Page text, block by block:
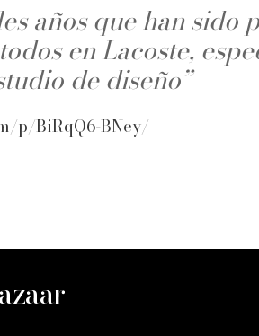
años que han
en Lacoste,
de diseño”
p/BiRqQ6-BNey/